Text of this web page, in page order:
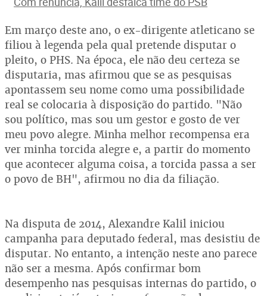
Em março deste ano, o ex-dirigente atleticano se
filiou à legenda pela qual pretende disputar o
pleito, o PHS. Na época, ele não deu certeza se
disputaria, mas afirmou que se as pesquisas
apontassem seu nome como uma possibilidade
real se colocaria à disposição do partido. "Não
sou político, mas sou um gestor e gosto de ver
meu povo alegre. Minha melhor recompensa era
ver minha torcida alegre e, a partir do momento
que acontecer alguma coisa, a torcida passa a ser
o povo de BH", afirmou no dia da filiação.
Na disputa de 2014, Alexandre Kalil iniciou
campanha para deputado federal, mas desistiu de
disputar. No entanto, a intenção neste ano parece
não ser a mesma. Após confirmar bom
desempenho nas pesquisas internas do partido, o